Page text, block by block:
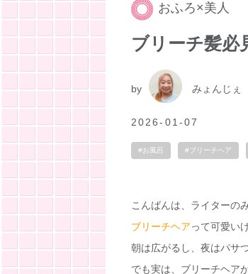
おふろ×美人
ブリーチ髪必
by みょんじぇ
2026-01-07
#お風呂 #ブリーチヘア
こんばんは、ライターの
ブリーチヘアって可愛い
朝は広がるし、夜はパサ
でも実は、ブリーチヘア